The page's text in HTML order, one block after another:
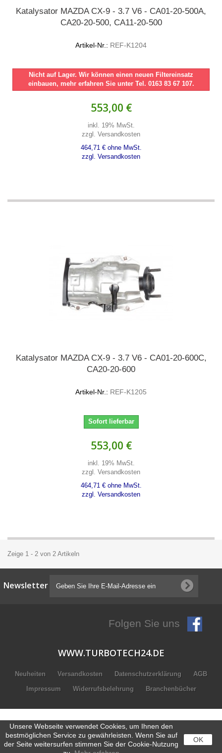
Katalysator MAZDA CX-9 - 3.7 V6 - CA01-20-500A,
CA20-20-500, CA11-20-500
Artikel-Nr.: REF-K1204
Nicht auf Lager. Wir können einen neuen Filtereinsatz
einbauen, mehr erfahren Sie unter Tel. 0163 83 67 107.
553,00 €
inkl. 19% MwSt.
zzgl. Versandkosten
464,71 € ohne MwSt.
zzgl. Versandkosten
Katalysator MAZDA CX-9 - 3.7 V6 - CA01-20-600C,
CA20-20-600
Artikel-Nr.: REF-K1205
Sofort lieferbar
553,00 €
inkl. 19% MwSt.
zzgl. Versandkosten
464,71 € ohne MwSt.
zzgl. Versandkosten
Zeige 1 - 2 von 2 Artikeln
Newsletter
Folgen Sie uns
WWW.TURBOTECH24.DE
Neuheiten Versandkosten Datenschutzerklärung
AGB
Impressum
Widerrufsbelehrung Branchenbücher
Unsere Webseite verwendet Cookies, um Ihnen den
bestmöglichen Service zu gewährleisten. Wenn Sie auf
der Seite weitersurfen stimmen Sie der Cookie-Nutzung
OK